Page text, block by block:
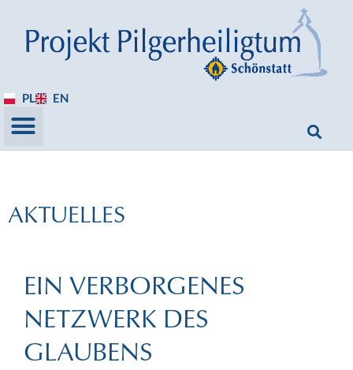
PL EN
AKTUELLES
EIN VERBORGENES
NETZWERK DES
GLAUBENS